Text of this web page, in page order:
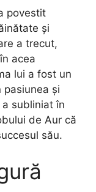
povestit
și
a trecut,
acea
lui a fost un
și
subliniat în
de Aur că
său.